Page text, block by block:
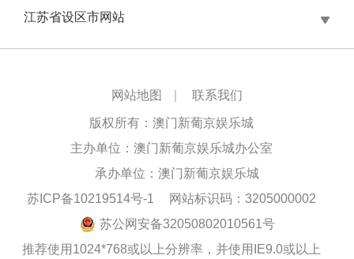
江苏省设区市网站
网站地图 联系我们
版权所有：澳门新葡京娱乐城
主办单位：澳门新葡京娱乐城办公室
承办单位：澳门新葡京娱乐城
苏ICP备10219514号-1
网站标识码：3205000002
苏公网安备32050802010561号
推荐使用1024*768或以上分辨率，并使用IE9.0或以上